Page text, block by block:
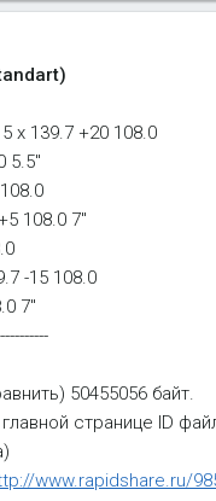
x 139.7 +20 108.0
5.5''
108.0 7"
-15 108.0
7"
50455056 байт.
странице ID
www.rapidshare.ru/